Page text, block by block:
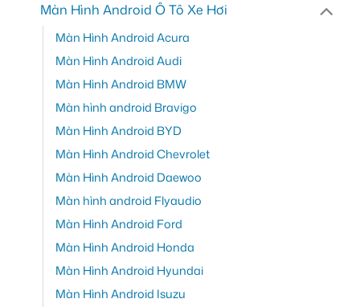
Màn Hình Android Ô Tô Xe Hơi
Màn Hình Android Acura
Màn Hình Android Audi
Màn Hình Android BMW
Màn hình android Bravigo
Màn Hình Android BYD
Màn Hình Android Chevrolet
Màn Hình Android Daewoo
Màn hình android Flyaudio
Màn Hình Android Ford
Màn Hình Android Honda
Màn Hình Android Hyundai
Màn Hình Android Isuzu